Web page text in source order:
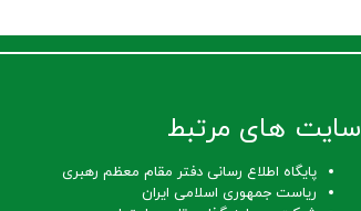
سایت های مرتبط
پایگاه اطلاع رسانی دفتر مقام معظم رهبری
ریاست جمهوری اسلامی ایران